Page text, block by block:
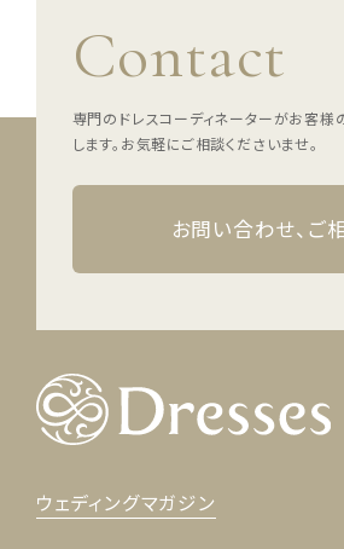
Contact
専門のドレスコーディネーターがお客様
します。 お気軽にご相談くださいませ。
お問い合わせ、ご
ウェディングマガジン